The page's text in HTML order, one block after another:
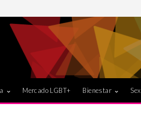
Mercado LGBT+ Bienestar